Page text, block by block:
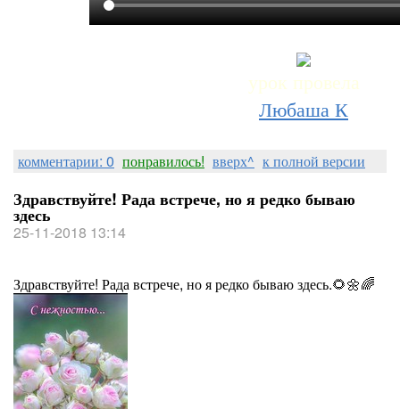
урок провела
Любаша К
комментарии: 0 понравилось! вверх^ к полной версии
Здравствуйте! Рада встрече, но я редко бываю
здесь
25-11-2018 13:14
Здравствуйте! Рада встрече, но я редко бываю здесь.🌻🌼🌈